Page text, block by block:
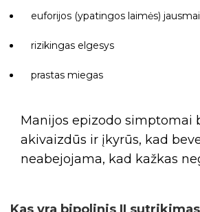
euforijos (ypatingos laimės) jausmai
rizikingas elgesys
prastas miegas
Manijos epizodo simptomai
akivaizdūs ir įkyrūs, kad
neabejojama, kad kažkas